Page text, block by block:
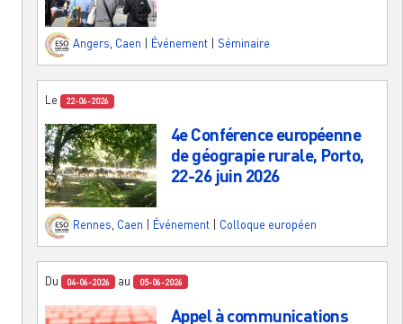
Angers, Caen Événement Séminaire
Le 22-06-2026
4e Conférence européenne
de géograpie rurale, Porto,
22-26 juin 2026
Rennes Caen Événement Colloque européen
Du 04-06-2026 au 05-06-2026
Appel à communications